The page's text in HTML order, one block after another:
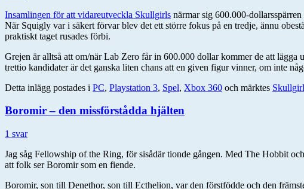
Insamlingen för att vidareutveckla Skullgirls närmar sig 600.000-
När Squigly var i säkert förvar blev det ett större fokus på en tredje, ännu
praktiskt taget rusades förbi.
Grejen är alltså att om/när Lab Zero får in 600.000 dollar kommer de att
trettio kandidater är det ganska liten chans att en given figur vinner, om inte
Detta inlägg postades i PC, Playstation 3, Spel, Xbox 360 och märktes
Boromir – den missförstådda hjälten
1 svar
Jag såg Fellowship of the Ring, för sisådär tionde gången. Med The Hobbit
att folk ser Boromir som en fiende.
Boromir, son till Denethor, son till Ecthelion, var den förstfödde och den